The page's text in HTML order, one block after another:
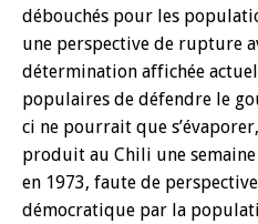
débouchés pour les
une perspective de rupture
détermination affichée
populaires de défendre le
ci ne pourrait que
produit au Chili une
en 1973, faute de
démocratique par la